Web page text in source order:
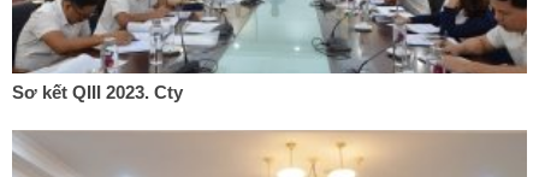
Sơ kết QIII 2023. Cty